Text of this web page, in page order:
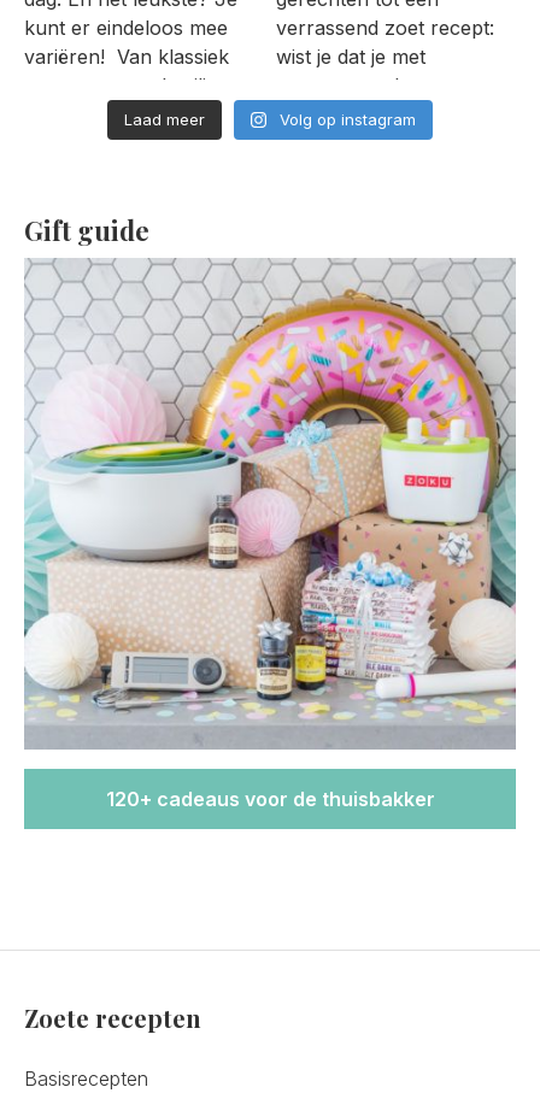
Laad meer Volg op instagram
Gift guide
120+ cadeaus voor de thuisbakker
Zoete recepten
Basisrecepten